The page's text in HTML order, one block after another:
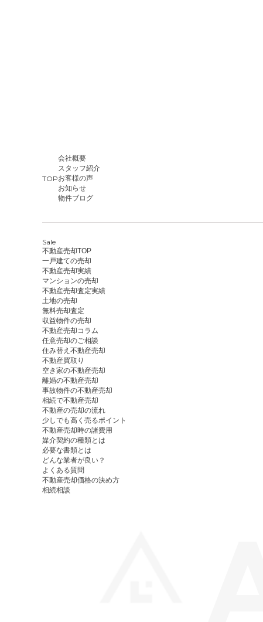
TOP
会社概要
スタッフ紹介
お客様の声
お知らせ
物件ブログ
Sale
不動産売却TOP
一戸建ての売却
不動産売却実績
マンションの売却
不動産売却査定実績
土地の売却
無料売却査定
収益物件の売却
不動産売却コラム
任意売却のご相談
住み替え不動産売却
不動産買取り
空き家の不動産売却
離婚の不動産売却
事故物件の不動産売却
相続で不動産売却
不動産の売却の流れ
少しでも高く売るポイント
不動産売却時の諸費用
媒介契約の種類とは
必要な書類とは
どんな業者が良い？
よくある質問
不動産売却価格の決め方
相続相談